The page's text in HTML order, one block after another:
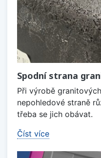
Spodní strana
Při výrobě
nepohledové straně
třeba se jich obávat.
Číst více